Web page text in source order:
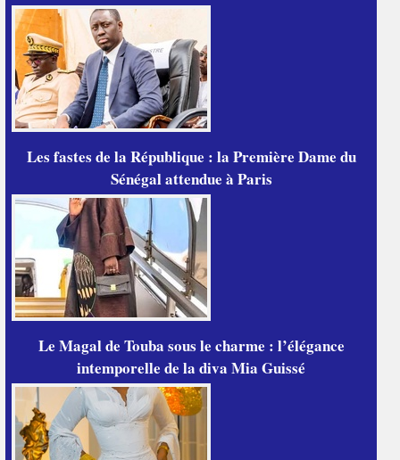
Les fastes de la République : la Première Dame du
Sénégal attendue à Paris
Le Magal de Touba sous le charme : l’élégance
intemporelle de la diva Mia Guissé